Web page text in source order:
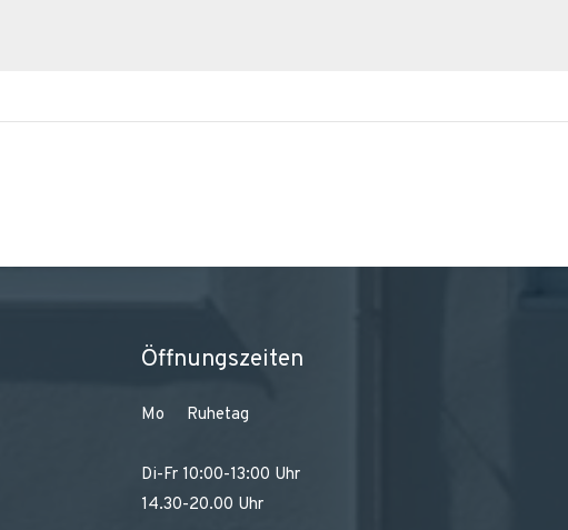
Öffnungszeiten
Mo Ruhetag
Di-Fr 10:00-13:00 Uhr
14.30-20.00 Uhr